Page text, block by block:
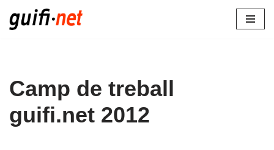
Vés
Camp de treball
guifi.net 2012